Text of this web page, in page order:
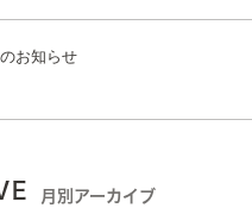
お知らせ
月別アーカイブ